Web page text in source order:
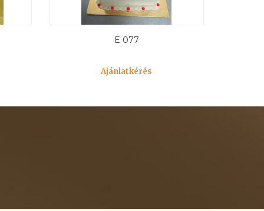
E 077
Ajánlatkérés